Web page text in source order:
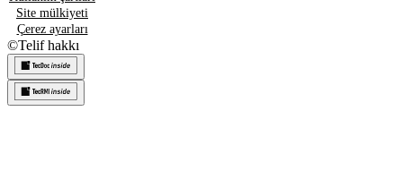
Site mülkiyeti
Çerez ayarları
©Telif hakkı